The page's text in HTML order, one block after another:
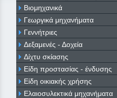
Βιομηχανικά
Γεωργικά μηχανήματα
Γεννήτριες
Δεξαμενές - Δοχεία
Δίχτυ σκίασης
Είδη προστασίας - ένδυσης
Είδη οικιακής χρήσης
Ελαιοσυλεκτικά μηχανήματα